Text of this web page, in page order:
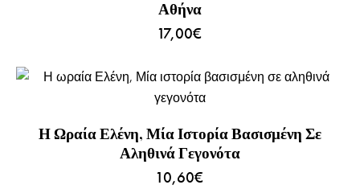
Αθήνα
17,00€
Η Ωραία Ελένη, Μία Ιστορία Βασισμένη Σε
Αληθινά Γεγονότα
10,60€